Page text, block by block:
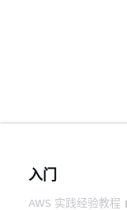
入门
AWS 实践经验教程